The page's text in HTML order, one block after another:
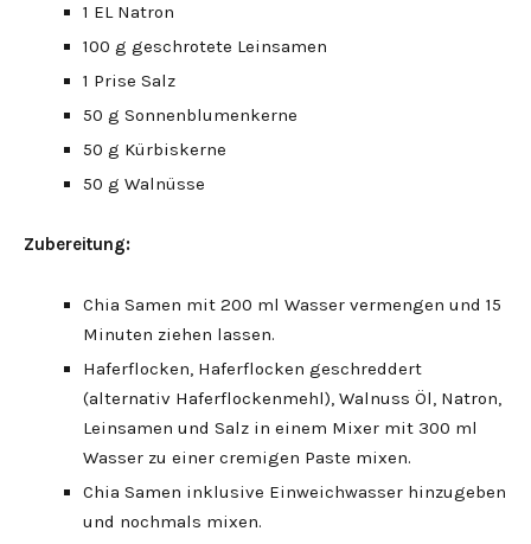
1 EL Natron
100 g geschrotete Leinsamen
1 Prise Salz
50 g Sonnenblumenkerne
50 g Kürbiskerne
50 g Walnüsse
Zubereitung:
Chia Samen mit 200 ml Wasser vermengen und 15
Minuten ziehen lassen.
Haferflocken, Haferflocken geschreddert
(alternativ Haferflockenmehl), Walnuss Öl, Natron,
Leinsamen und Salz in einem Mixer mit 300 ml
Wasser zu einer cremigen Paste mixen.
Chia Samen inklusive Einweichwasser hinzugeben
und nochmals mixen.